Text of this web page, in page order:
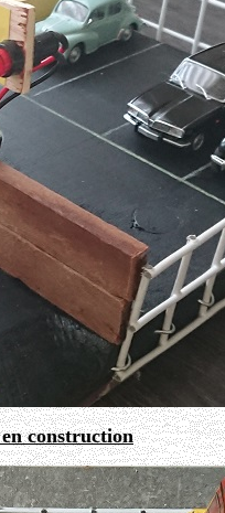
construction